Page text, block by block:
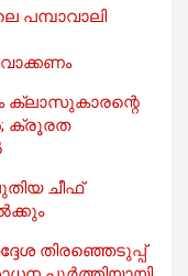
പമ്പാവാലി
ക്ലാസുകാരന്റെ
ക്രൂരത
ചീഫ്
തിരഞ്ഞെടുപ്പ്